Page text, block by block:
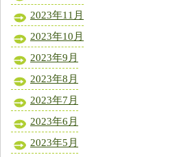
2023年11月
2023年10月
2023年9月
2023年8月
2023年7月
2023年6月
2023年5月